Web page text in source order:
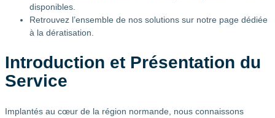
disponibles.
Retrouvez l’ensemble de nos solutions sur notre page dédiée
à la dératisation.
Introduction et Présentation du
Service
Implantés au cœur de la région normande, nous connaissons